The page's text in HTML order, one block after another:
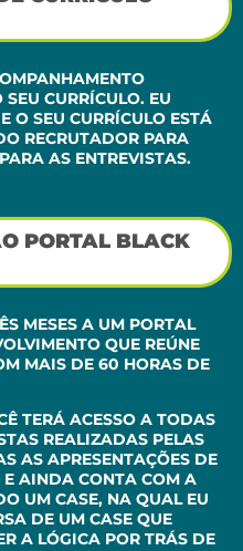
CURRÍCULO. EU
O SEU CURRÍCULO ESTÁ
RECRUTADOR PARA
AS ENTREVISTAS.
PORTAL BLACK
MESES A UM PORTAL
QUE REÚNE
MAIS DE 60 HORAS DE
TERÁ ACESSO A TODAS
REALIZADAS PELAS
AS APRESENTAÇÕES DE
AINDA CONTA COM A
UM CASE, NA QUAL EU
DE UM CASE QUE
A LÓGICA POR TRÁS DE